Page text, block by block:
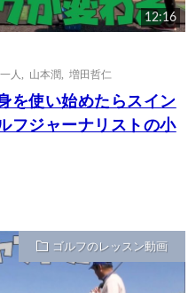
12:16
人 山本潤 ,増田哲仁
を使い始めたらスイン
フジャーナリストの小
ゴルフのレッスン動画